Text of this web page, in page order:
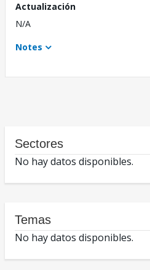
Actualización
N/A
Notes
Sectores
No hay datos disponibles.
Temas
No hay datos disponibles.